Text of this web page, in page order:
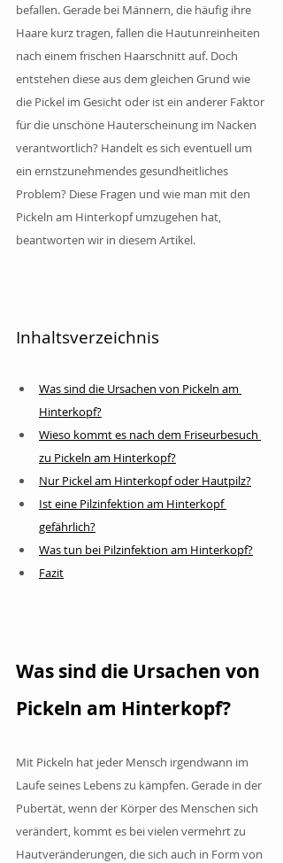
befallen. Gerade bei Männern, die häufig ihre
Haare kurz tragen, fallen die Hautunreinheiten
nach einem frischen Haarschnitt auf. Doch
entstehen diese aus dem gleichen Grund wie
die Pickel im Gesicht oder ist ein anderer Faktor
für die unschöne Hauterscheinung im Nacken
verantwortlich? Handelt es sich eventuell um
ein ernstzunehmendes gesundheitliches
Problem? Diese Fragen und wie man mit den
Pickeln am Hinterkopf umzugehen hat,
beantworten wir in diesem Artikel.
Inhaltsverzeichnis
Was sind die Ursachen von Pickeln am
Hinterkopf?
Wieso kommt es nach dem Friseurbesuch
zu Pickeln am Hinterkopf?
Nur Pickel am Hinterkopf oder Hautpilz?
Ist eine Pilzinfektion am Hinterkopf
gefährlich?
Was tun bei Pilzinfektion am Hinterkopf?
Fazit
Was sind die Ursachen von
Pickeln am Hinterkopf?
Mit Pickeln hat jeder Mensch irgendwann im
Laufe seines Lebens zu kämpfen. Gerade in der
Pubertät, wenn der Körper des Menschen sich
verändert, kommt es bei vielen vermehrt zu
Hautveränderungen, die sich auch in Form von